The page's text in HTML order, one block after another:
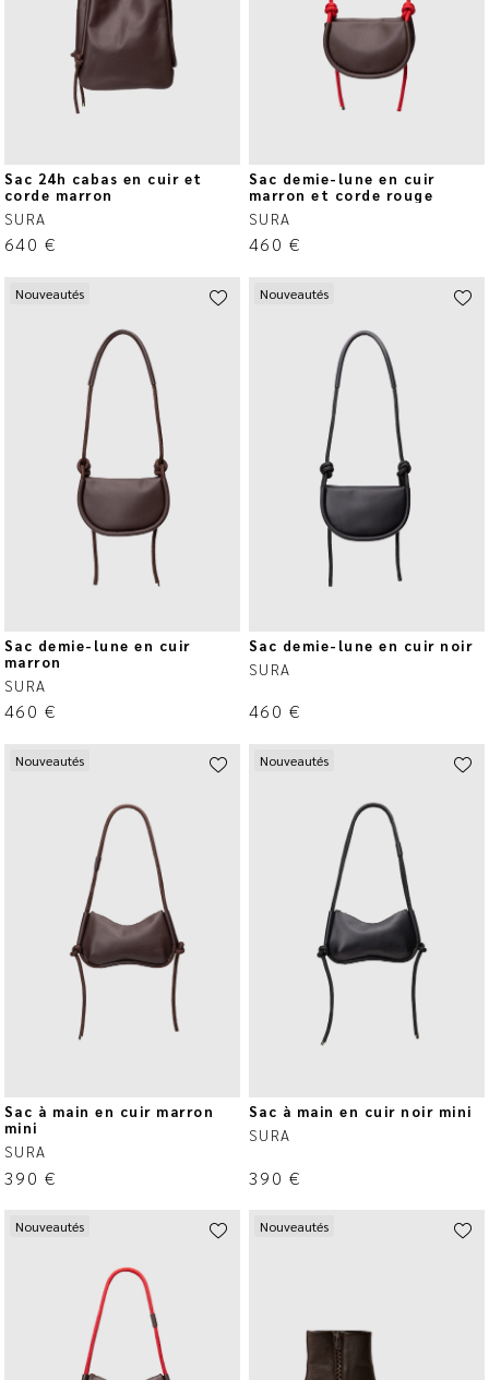
Sac 24h cabas en cuir et
corde marron
SURA
640 €
Sac demie-lune en cuir
marron et corde rouge
SURA
460 €
Nouveautés
Sac demie-lune en cuir
marron
SURA
460 €
Nouveautés
Sac demie-lune en cuir noir
SURA
460 €
Nouveautés
Sac à main en cuir marron
mini
SURA
390 €
Nouveautés
Sac à main en cuir noir mini
SURA
390 €
Nouveautés Nouveautés